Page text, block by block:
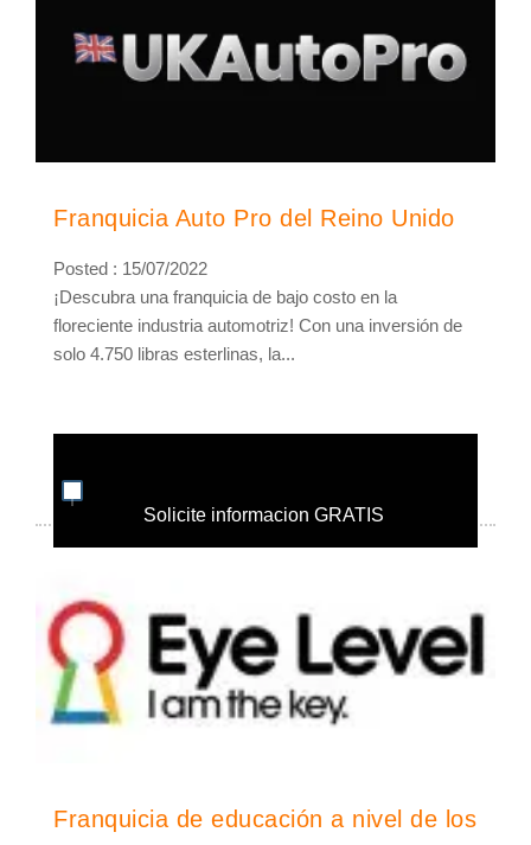
Franquicia Auto Pro del Reino Unido
Posted : 15/07/2022
¡Descubra una franquicia de bajo costo en la
floreciente industria automotriz! Con una inversión de
solo 4.750 libras esterlinas, la...
Solicite informacion GRATIS
Franquicia de educación a nivel de los